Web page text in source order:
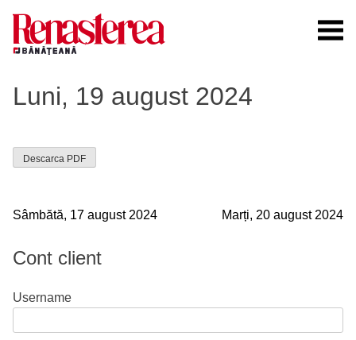
content
Luni, 19 august 2024
Descarca PDF
Navigare
în
Sâmbătă, 17 august 2024 Marți, 20 august 2024
Cont client
Username